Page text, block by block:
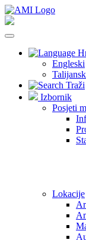
Engleski
Traži
Izbornik
Posjeti
Lokacije